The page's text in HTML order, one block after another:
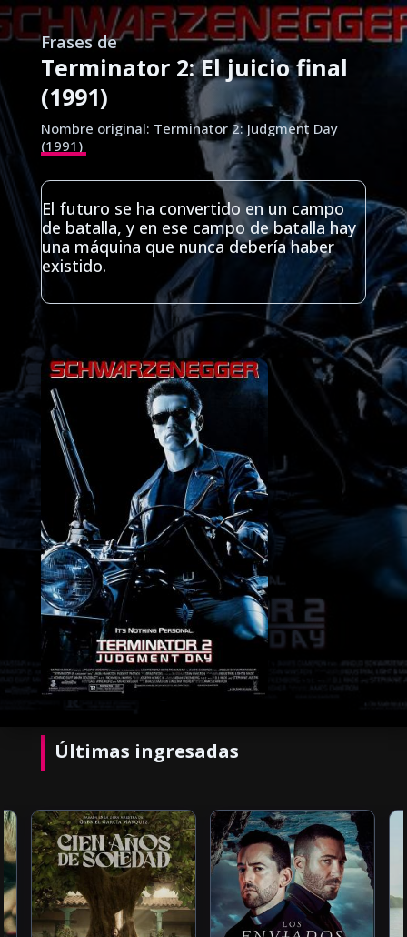
Frases de
Terminator 2: El juicio final
(1991)
Nombre original: Terminator 2: Judgment Day
(1991)
El futuro se ha convertido en un campo
de batalla, y en ese campo de batalla hay
una máquina que nunca debería haber
existido.
Últimas ingresadas